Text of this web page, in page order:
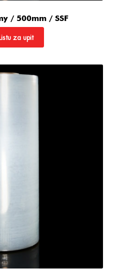
/ 500mm / SSF
za upit